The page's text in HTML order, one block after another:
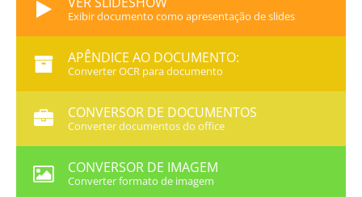
Exibir documento como apresentação de slides
APÊNDICE AO DOCUMENTO:
Converter OCR para documento
CONVERSOR DE DOCUMENTOS
Converter documentos do office
CONVERSOR DE IMAGEM
Converter formato de imagem